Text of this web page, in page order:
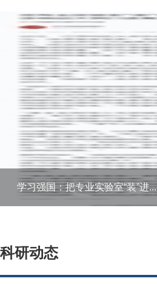
学习强国：把专业实验室“装”进...
科研动态